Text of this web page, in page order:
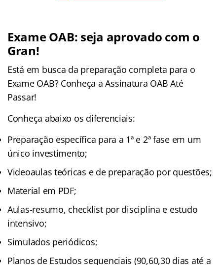
Exame OAB: seja aprovado com o
Gran!
Está em busca da preparação completa para o
Exame OAB? Conheça a Assinatura OAB Até
Passar!
Conheça abaixo os diferenciais:
Preparação específica para a 1ª e 2ª fase em um
único investimento;
Videoaulas teóricas e de preparação por questões;
Material em PDF;
Aulas-resumo, checklist por disciplina e estudo
intensivo;
Simulados periódicos;
Planos de Estudos sequenciais (90,60,30 dias até a